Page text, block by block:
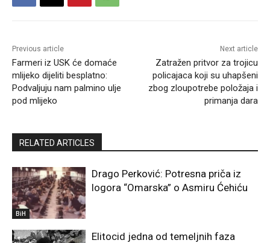
Previous article
Farmeri iz USK će domaće
mlijeko dijeliti besplatno:
Podvaljuju nam palmino ulje
pod mlijeko
Next article
Zatražen pritvor za trojicu
policajaca koji su uhapšeni
zbog zloupotrebe položaja i
primanja dara
RELATED ARTICLES
BiH
Drago Perković: Potresna priča iz
logora “Omarska” o Asmiru Ćehiću
Elitocid jedna od temeljnih faza